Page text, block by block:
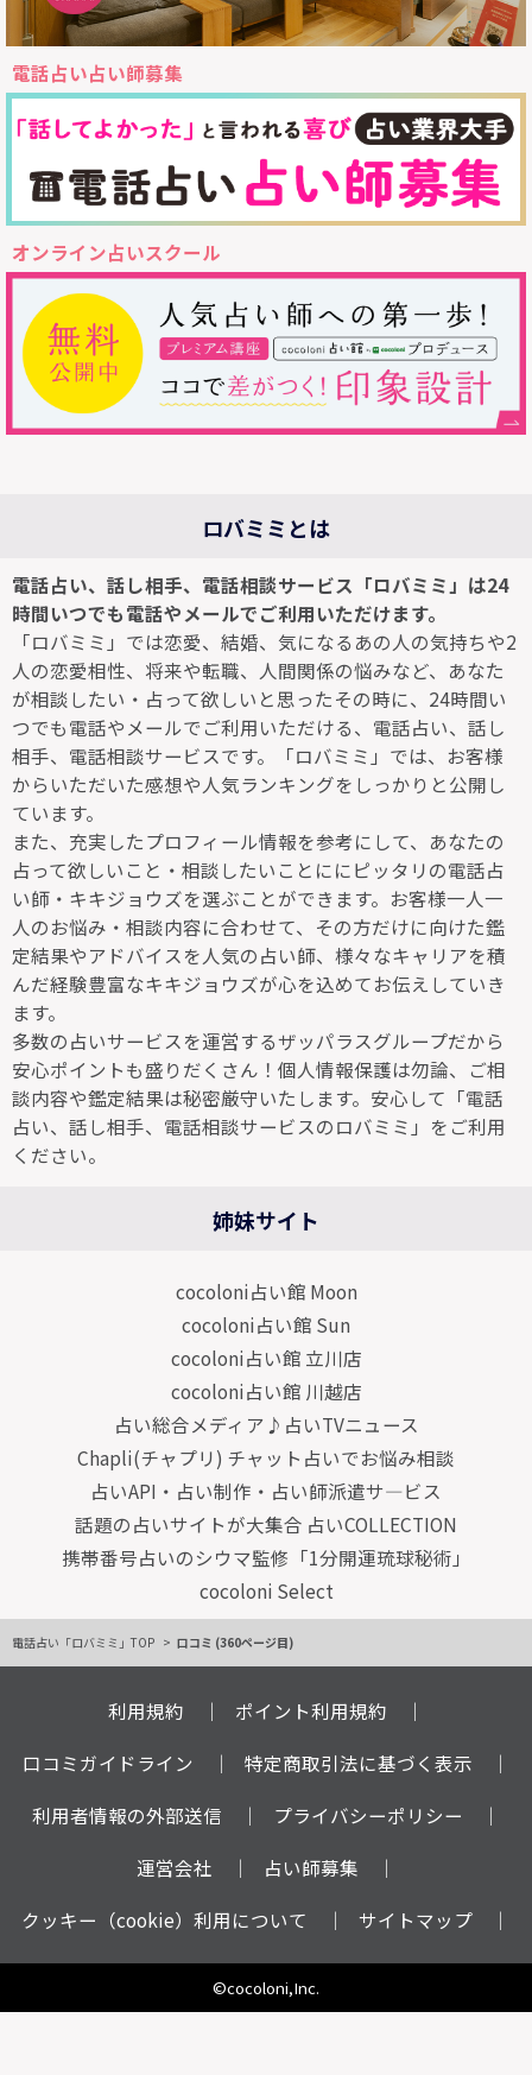
電話占い占い師募集
オンライン占いスクール
ロバミミとは
電話占い、話し相手、電話相談サービス「ロバミミ」は24
時間いつでも電話やメールでご利用いただけます。
「ロバミミ」では恋愛、結婚、気になるあの人の気持ちや2
人の恋愛相性、将来や転職、人間関係の悩みなど、あなた
が相談したい・占って欲しいと思ったその時に、24時間い
つでも電話やメールでご利用いただける、電話占い、話し
相手、電話相談サービスです。「ロバミミ」では、お客様
からいただいた感想や人気ランキングをしっかりと公開し
ています。
また、充実したプロフィール情報を参考にして、あなたの
占って欲しいこと・相談したいことににピッタリの電話占
い師・キキジョウズを選ぶことができます。お客様一人一
人のお悩み・相談内容に合わせて、その方だけに向けた鑑
定結果やアドバイスを人気の占い師、様々なキャリアを積
んだ経験豊富なキキジョウズが心を込めてお伝えしていき
ます。
多数の占いサービスを運営するザッパラスグループだから
安心ポイントも盛りだくさん！個人情報保護は勿論、ご相
談内容や鑑定結果は秘密厳守いたします。安心して「電話
占い、話し相手、電話相談サービスのロバミミ」をご利用
ください。
姉妹サイト
cocoloni占い館 Moon
cocoloni占い館 Sun
cocoloni占い館 立川店
cocoloni占い館 川越店
占い総合メディア♪占いTVニュース
Chapli(チャプリ) チャット占いでお悩み相談
占いAPI・占い制作・占い師派遣サ―ビス
話題の占いサイトが大集合 占いCOLLECTION
携帯番号占いのシウマ監修「1分開運琉球秘術」
cocoloni Select
電話占い「ロバミミ」TOP 口コミ (360ページ目)
利用規約
ポイント利用規約
口コミガイドライン
特定商取引法に基づく表示
利用者情報の外部送信
プライバシーポリシー
運営会社
占い師募集
クッキー（cookie）利用について
サイトマップ
©cocoloni,Inc.